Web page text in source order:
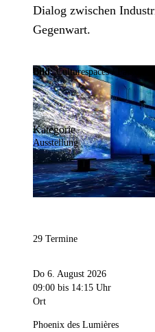
Dialog zwischen
Gegenwart.
Bild:Culturespaces / Falko
Kategorie
Ausstellung
29 Termine
Do 6. August 2026
09:00 bis 14:15 Uhr
Ort
Phoenix des Lumières